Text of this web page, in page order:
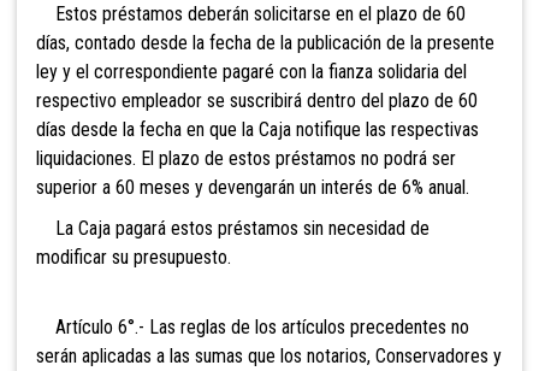
Estos préstamos deberán solicitarse en el plazo de 60
días, contado desde la fecha de la publicación de la presente
ley y el correspondiente pagaré con la fianza solidaria del
respectivo empleador se suscribirá dentro del plazo de 60
días desde la fecha en que la Caja notifique las respectivas
liquidaciones. El plazo de estos préstamos no podrá ser
superior a 60 meses y devengarán un interés de 6% anual.
La Caja pagará estos préstamos sin necesidad de
modificar su presupuesto.
Artículo 6°.- Las reglas de los artículos precedentes no
serán aplicadas a las sumas que los notarios, Conservadores y